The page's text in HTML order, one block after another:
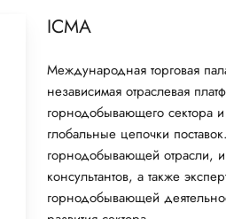
ICMA
Международная торговая
независимая отраслевая
горнодобывающего сектора
глобальные цепочки
горнодобывающей отрасли,
консультантов, а также
горнодобывающей